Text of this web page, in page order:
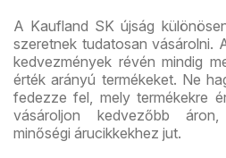
A Kaufland SK újság
szeretnek tudatosan vásárolni.
kedvezmények révén mindig
érték arányú termékeket. Ne
fedezze fel, mely termékekre
vásároljon kedvezőbb
minőségi árucikkekhez jut.